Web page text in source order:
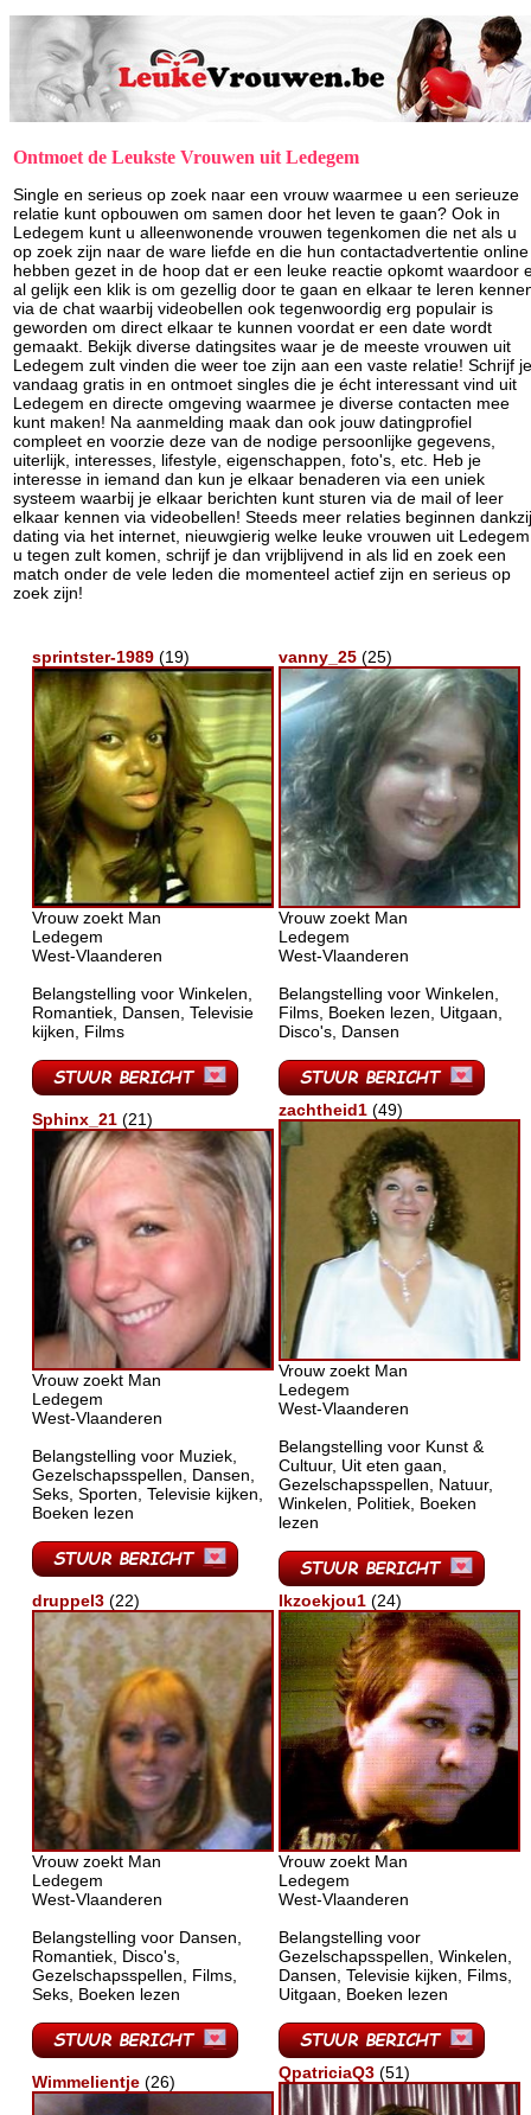
Ontmoet de Leukste Vrouwen uit Ledegem
Single en serieus op zoek naar een vrouw waarmee u een serieuze
relatie kunt opbouwen om samen door het leven te gaan? Ook in
Ledegem kunt u alleenwonende vrouwen tegenkomen die net als u
op zoek zijn naar de ware liefde en die hun contactadvertentie online
hebben gezet in de hoop dat er een leuke reactie opkomt waardoor
al gelijk een klik is om gezellig door te gaan en elkaar te leren
via de chat waarbij videobellen ook tegenwoordig erg populair is
geworden om direct elkaar te kunnen voordat er een date wordt
gemaakt. Bekijk diverse datingsites waar je de meeste vrouwen uit
Ledegem zult vinden die weer toe zijn aan een vaste relatie! Schrijf je
vandaag gratis in en ontmoet singles die je écht interessant vind uit
Ledegem en directe omgeving waarmee je diverse contacten mee
kunt maken! Na aanmelding maak dan ook jouw datingprofiel
compleet en voorzie deze van de nodige persoonlijke gegevens,
uiterlijk, interesses, lifestyle, eigenschappen, foto's, etc. Heb je
interesse in iemand dan kun je elkaar benaderen via een uniek
systeem waarbij je elkaar berichten kunt sturen via de mail of leer
elkaar kennen via videobellen! Steeds meer relaties beginnen dankzij
dating via het internet, nieuwgierig welke leuke vrouwen uit Ledegem
u tegen zult komen, schrijf je dan vrijblijvend in als lid en zoek een
match onder de vele leden die momenteel actief zijn en serieus op
zoek zijn!
sprintster-1989 (19)
Vrouw zoekt Man
Ledegem
West-Vlaanderen
Belangstelling voor Winkelen,
Romantiek, Dansen, Televisie
kijken, Films
vanny_25 (25)
Vrouw zoekt Man
Ledegem
West-Vlaanderen
Belangstelling voor Winkelen,
Films, Boeken lezen, Uitgaan,
Disco's, Dansen
Sphinx_21 (21)
Vrouw zoekt Man
Ledegem
West-Vlaanderen
Belangstelling voor Muziek,
Gezelschapsspellen, Dansen,
Seks, Sporten, Televisie kijken,
Boeken lezen
zachtheid1 (49)
Vrouw zoekt Man
Ledegem
West-Vlaanderen
Belangstelling voor Kunst &
Cultuur, Uit eten gaan,
Gezelschapsspellen, Natuur,
Winkelen, Politiek, Boeken
lezen
druppel3 (22)
Vrouw zoekt Man
Ledegem
West-Vlaanderen
Belangstelling voor Dansen,
Romantiek, Disco's,
Gezelschapsspellen, Films,
Seks, Boeken lezen
Ikzoekjou1 (24)
Vrouw zoekt Man
Ledegem
West-Vlaanderen
Belangstelling voor
Gezelschapsspellen, Winkelen,
Dansen, Televisie kijken, Films,
Uitgaan, Boeken lezen
Wimmelientje (26) QpatriciaQ3 (51)